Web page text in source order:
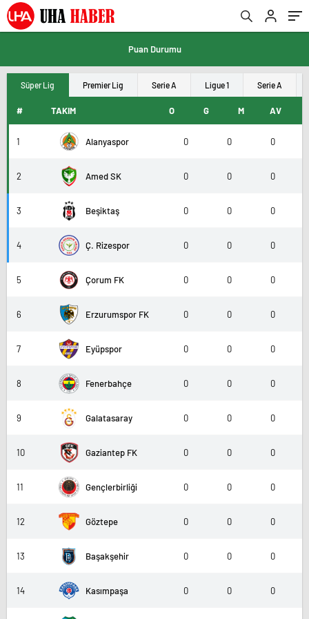
Puan Durumu
Süper Lig Premier Lig Serie A Ligue 1 Serie A
# TAKIM O G M AV
1 Alanyaspor 0 0 0
2 Amed SK 0 0 0
3 Beşiktaş 0 0 0
4 Ç. Rizespor 0 0 0
5 Çorum FK 0 0 0
6 Erzurumspor FK 0 0 0
7 Eyüpspor 0 0 0
8 Fenerbahçe 0 0 0
9 Galatasaray 0 0 0
10 Gaziantep FK 0 0 0
11 Gençlerbirliği 0 0 0
12 Göztepe 0 0 0
13 Başakşehir 0 0 0
14 Kasımpaşa 0 0 0